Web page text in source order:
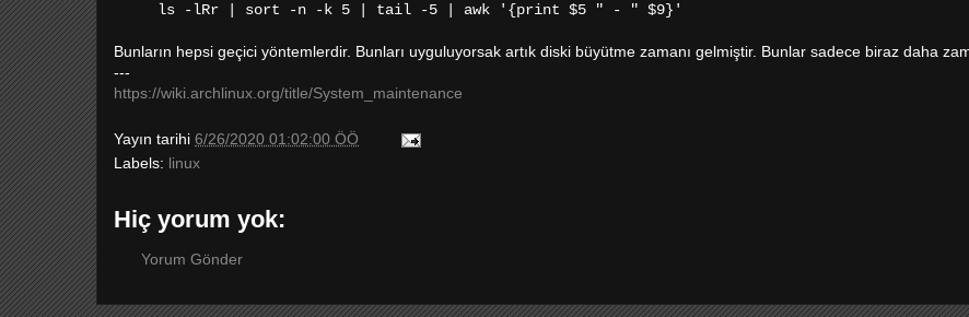
ls -lRr | sort -n -k 5 | tail -5 | awk '{print $5 " - " $9}'
Bunların hepsi geçici yöntemlerdir. Bunları uyguluyorsak artık diski büyütme zamanı gelmiştir. Bunlar sadece biraz daha
---
https://wiki.archlinux.org/title/System_maintenance
Yayın tarihi 6/26/2020 01:02:00 ÖÖ
Labels: linux
Hiç yorum yok:
Yorum Gönder